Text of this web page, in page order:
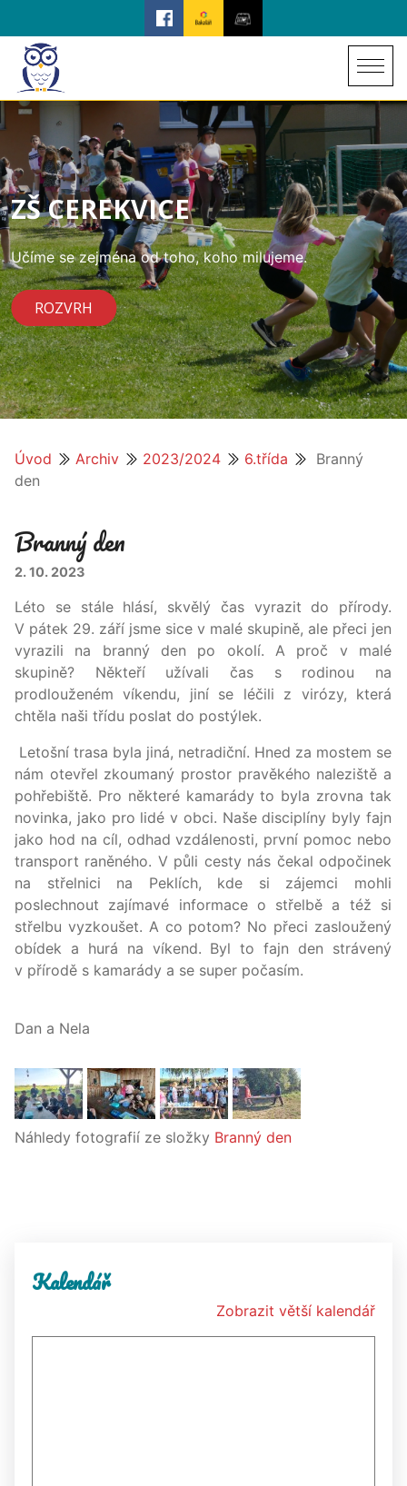
ZŠ CEREKVICE
Učíme se zejména od toho, koho milujeme.
ROZVRH
Úvod Archiv 2023/2024 6.třída
Branný
den
Branný den
2. 10. 2023
Léto se stále hlásí, skvělý čas vyrazit do přírody.
V pátek 29. září jsme sice v malé skupině, ale přeci jen
vyrazili na branný den po okolí. A proč v malé
skupině? Někteří užívali čas s rodinou na
prodlouženém víkendu, jiní se léčili z virózy, která
chtěla naši třídu poslat do postýlek.
Letošní trasa byla jiná, netradiční. Hned za mostem se
nám otevřel zkoumaný prostor pravěkého naleziště a
pohřebiště. Pro některé kamarády to byla zrovna tak
novinka, jako pro lidé v obci. Naše disciplíny byly fajn
jako hod na cíl, odhad vzdálenosti, první pomoc nebo
transport raněného. V půli cesty nás čekal odpočinek
na střelnici na Peklích, kde si zájemci mohli
poslechnout zajímavé informace o střelbě a též si
střelbu vyzkoušet. A co potom? No přeci zasloužený
obídek a hurá na víkend. Byl to fajn den strávený
v přírodě s kamarády a se super počasím.
Dan a Nela
Náhledy fotografií ze složky Branný den
Kalendář
Zobrazit větší kalendář